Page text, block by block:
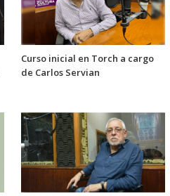
Curso inicial en Torch a cargo
de Carlos Servian